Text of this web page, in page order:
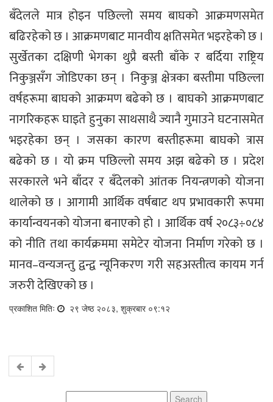
बँदेलले मात्र होइन पछिल्लो समय बाघको आक्रमणसमेत
बढिरहेको छ । आक्रमणबाट मानवीय क्षतिसमेत भइरहेको छ ।
सुर्खेतका दक्षिणी भेगका थुप्रै बस्ती बाँके र बर्दिया राष्ट्रिय
निकुञ्जसँग जोडिएका छन् । निकुञ्ज क्षेत्रका बस्तीमा पछिल्ला
वर्षहरूमा बाघको आक्रमण बढेको छ । बाघको आक्रमणबाट
नागरिकहरू घाइते हुनुका साथसाथै ज्यानै गुमाउने घटनासमेत
भइरहेका छन् । जसका कारण बस्तीहरूमा बाघको त्रास
बढेको छ । यो क्रम पछिल्लो समय अझ बढेको छ । प्रदेश
सरकारले भने बाँदर र बँदेलको आंतक नियन्त्रणको योजना
थालेको छ । आगामी आर्थिक वर्षबाट थप प्रभावकारी रूपमा
कार्यान्वयनको योजना बनाएको हो । आर्थिक वर्ष २०८३÷०८४
को नीति तथा कार्यक्रममा समेटेर योजना निर्माण गरेको छ ।
मानव–वन्यजन्तु द्वन्द्व न्यूनिकरण गरी सहअस्तीत्व कायम गर्न
जरुरी देखिएको छ ।
प्रकाशित मितिः २९ जेष्ठ २०८३, शुक्रबार ०९:१२